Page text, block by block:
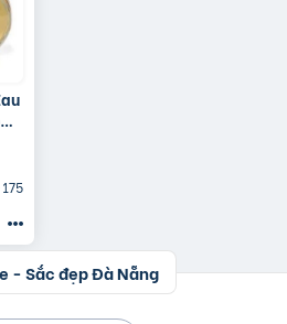
175
- Sắc đẹp Đà Nẵng